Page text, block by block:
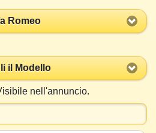
Romeo
il Modello
nell'annuncio.